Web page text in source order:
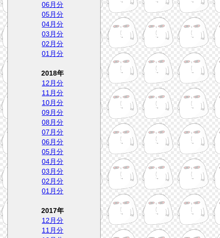
06月分
05月分
04月分
03月分
02月分
01月分
2018年
12月分
11月分
10月分
09月分
08月分
07月分
06月分
05月分
04月分
03月分
02月分
01月分
2017年
12月分
11月分